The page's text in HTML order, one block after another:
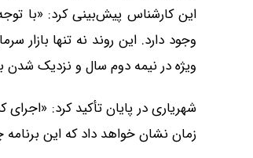
این کارشناس پیش‌بینی کرد: «با
وجود دارد. این روند نه تنها بازار
ویژه در نیمه دوم سال و نزدیک
شهریاری در پایان تأکید کرد:
زمان نشان خواهد داد که این